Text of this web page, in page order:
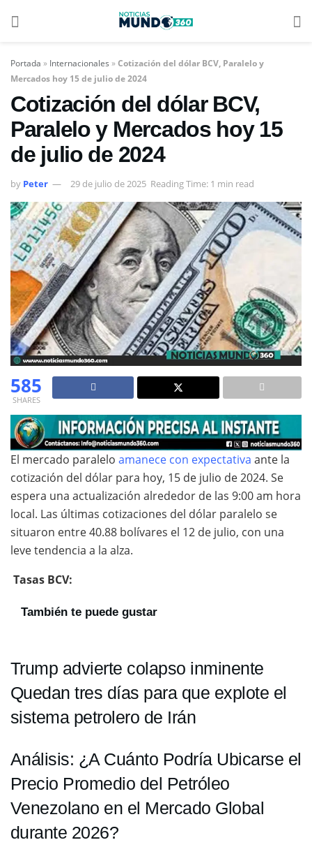
Portada » Internacionales »Cotización del dólar BCV, Paralelo y
Mercados hoy 15 de julio de 2024
Cotización del dólar BCV,
Paralelo y Mercados hoy 15
de julio de 2024
by Peter 29 de julio de 2025 Reading Time: 1 min read
585
SHARES
El mercado paralelo amanece con expectativa ante la
cotización del dólar para hoy, 15 de julio de 2024. Se
espera una actualización alrededor de las 9:00 am hora
local. Las últimas cotizaciones del dólar paralelo se
situaron entre 40.88 bolívares el 12 de julio, con una
leve tendencia a la alza.
Tasas BCV:
También te puede gustar
Trump advierte colapso inminente
Quedan tres días para que explote el
sistema petrolero de Irán
Análisis: ¿A Cuánto Podría Ubicarse el
Precio Promedio del Petróleo
Venezolano en el Mercado Global
durante 2026?